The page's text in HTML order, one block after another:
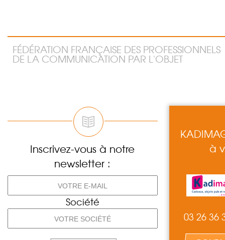
FÉDÉRATION FRANÇAISE DES PROFESSIONNELS
DE LA COMMUNICATION PAR L'OBJET
Inscrivez-vous à notre
newsletter :
Société
à
03 26 36